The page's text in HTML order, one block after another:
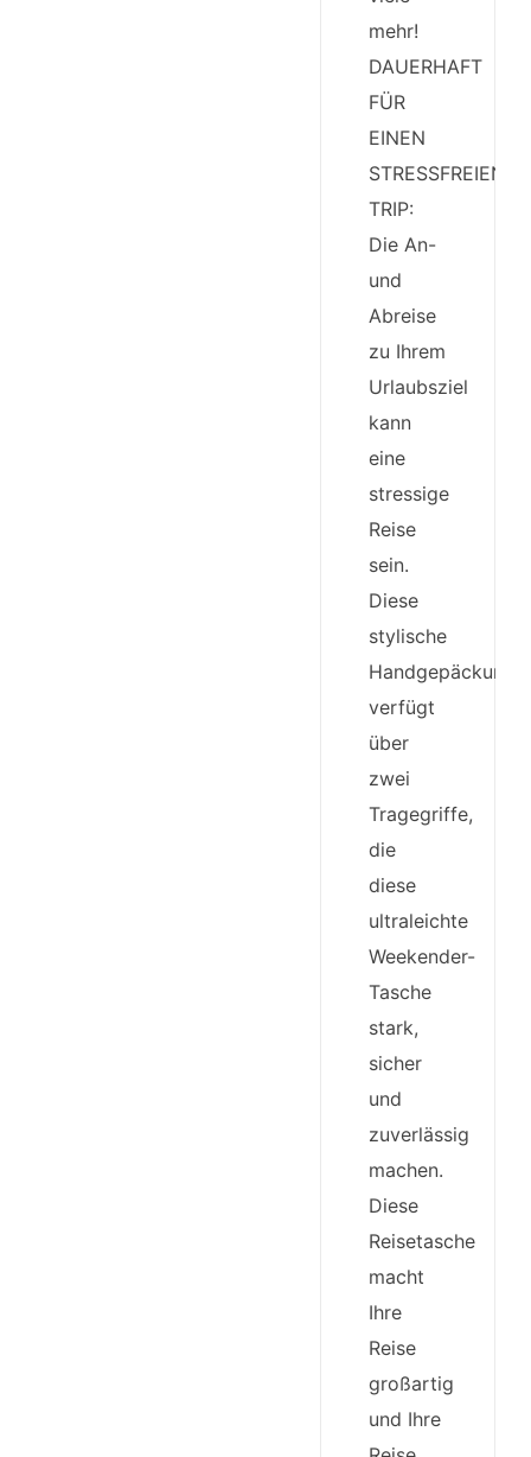
mehr!
DAUERHAFT
FÜR
EINEN
STRESSFREIEN
TRIP:
Die An-
und
Abreise
zu Ihrem
Urlaubsziel
kann
eine
stressige
Reise
sein.
Diese
stylische
verfügt
über
zwei
Tragegriffe,
die
diese
ultraleichte
Weekender-
Tasche
stark,
sicher
und
zuverlässig
machen.
Diese
Reisetasche
macht
Ihre
Reise
großartig
und Ihre